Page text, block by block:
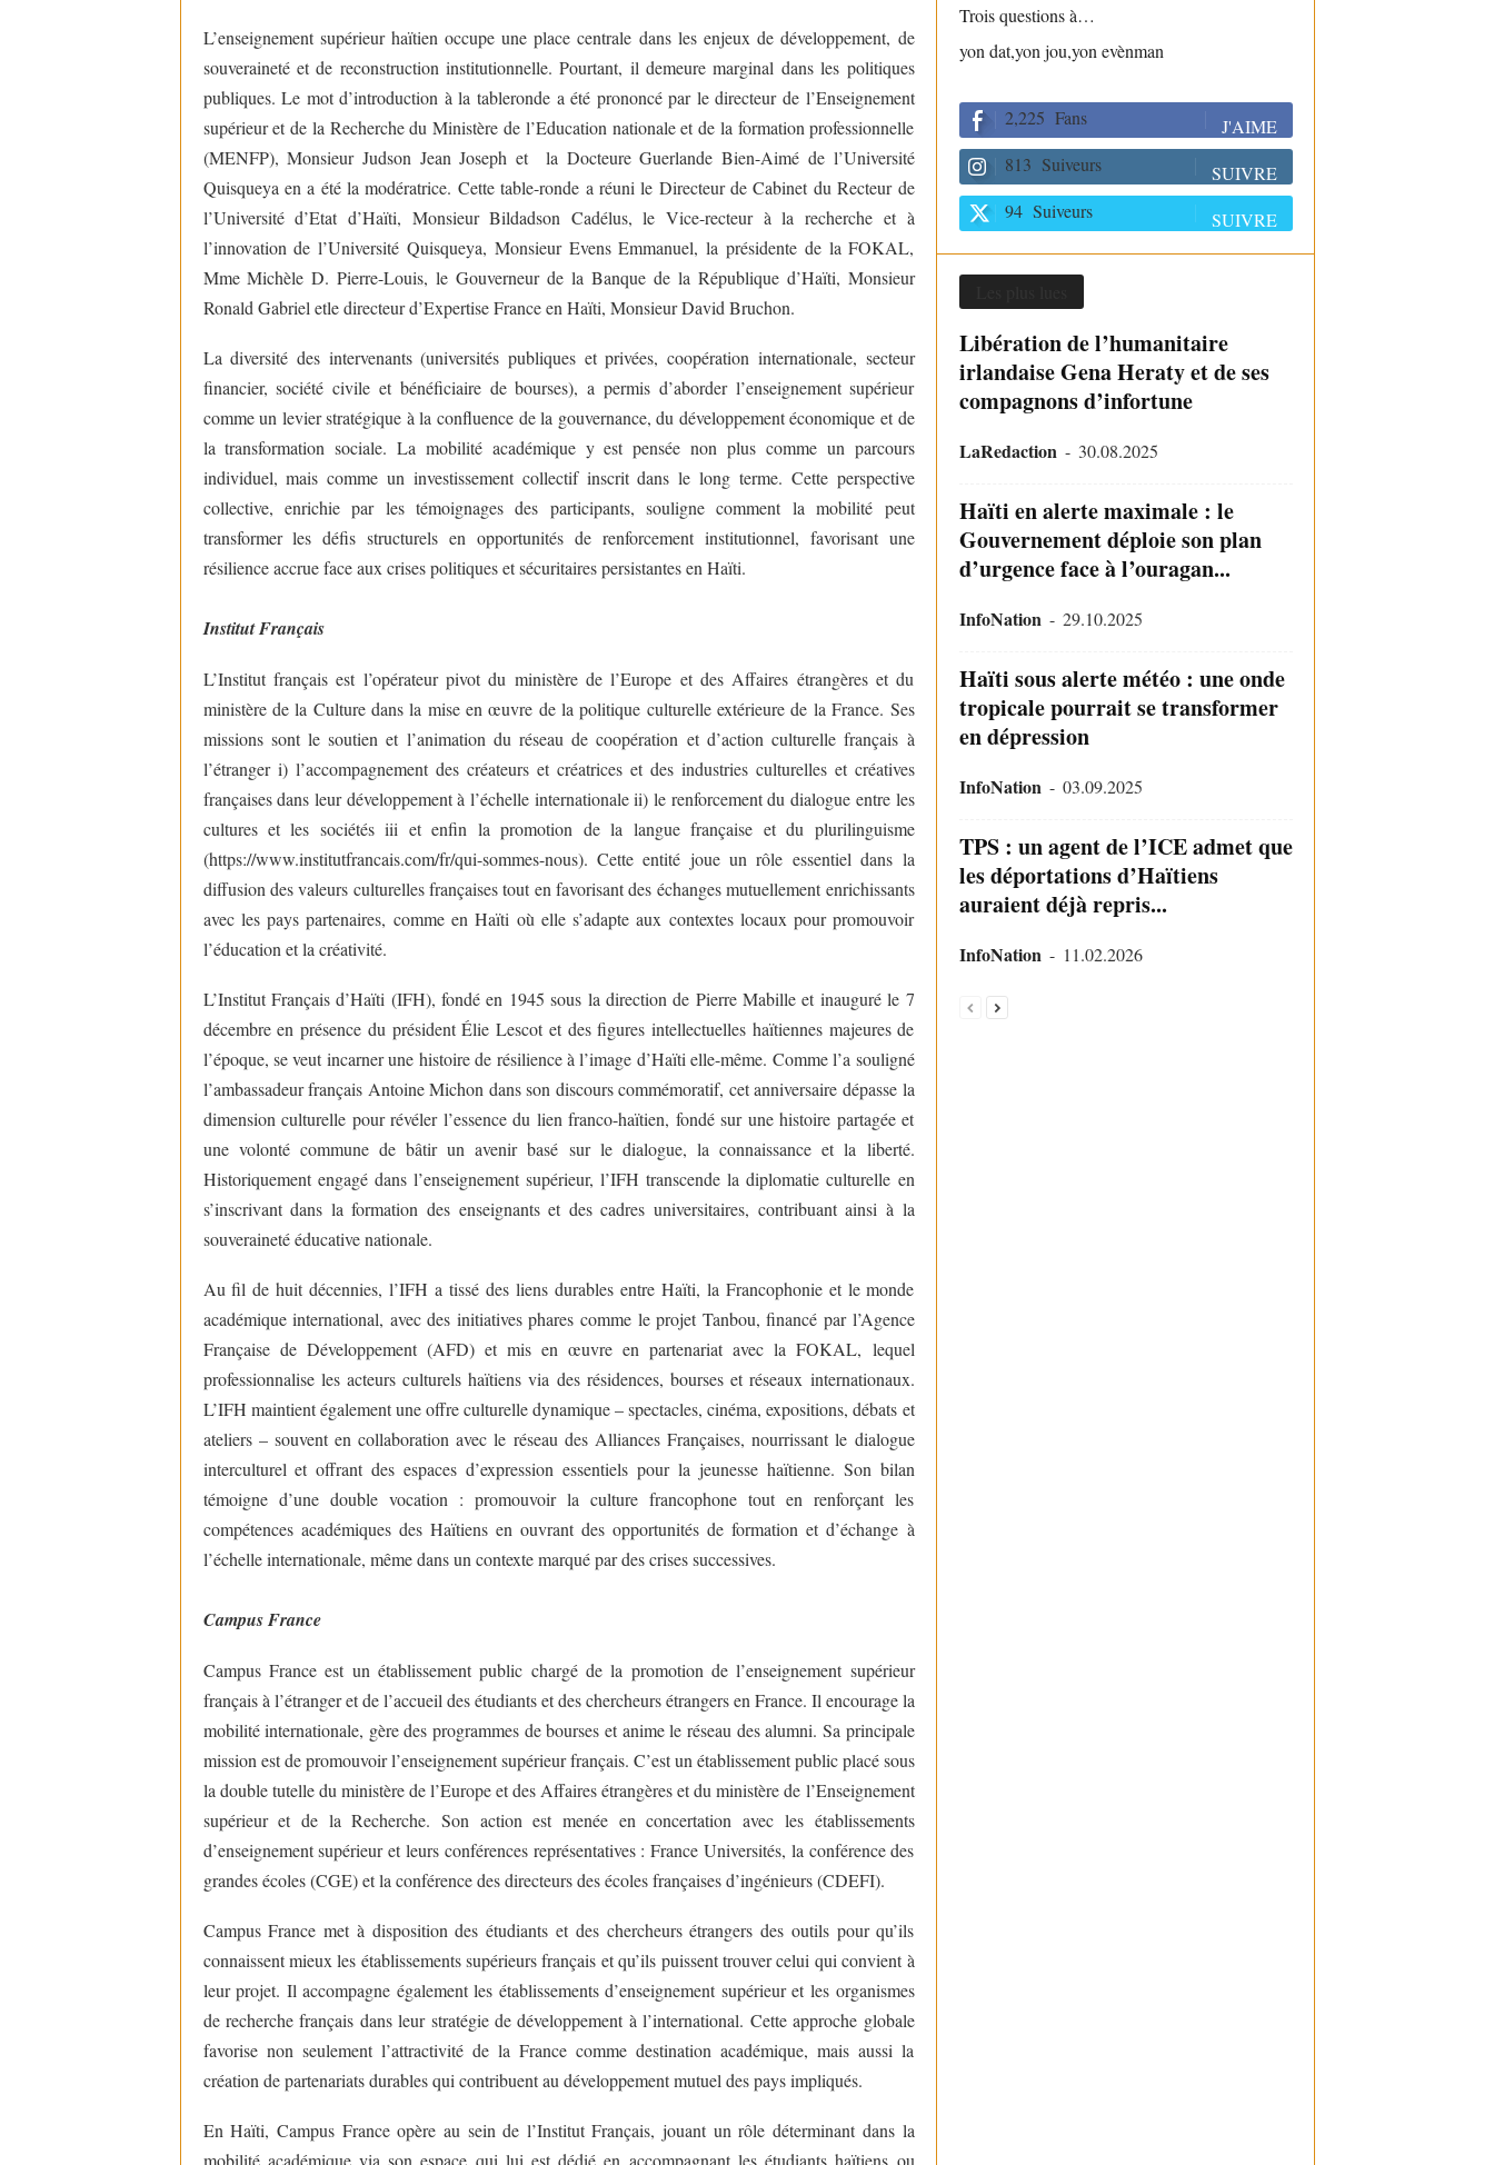
L’enseignement supérieur haïtien occupe une place centrale dans les enjeux de développement, de
souveraineté et de reconstruction institutionnelle. Pourtant, il demeure marginal dans les politiques
publiques. Le mot d’introduction à la tableronde a été prononcé par le directeur de l’Enseignement
supérieur et de la Recherche du Ministère de l’Education nationale et de la formation professionnelle
(MENFP), Monsieur Judson Jean Joseph et la Docteure Guerlande Bien-Aimé de l’Université
Quisqueya en a été la modératrice. Cette table-ronde a réuni le Directeur de Cabinet du Recteur de
l’Université d’Etat d’Haïti, Monsieur Bildadson Cadélus, le Vice-recteur à la recherche et à
l’innovation de l’Université Quisqueya, Monsieur Evens Emmanuel, la présidente de la FOKAL,
Mme Michèle D. Pierre-Louis, le Gouverneur de la Banque de la République d’Haïti, Monsieur
Ronald Gabriel etle directeur d’Expertise France en Haïti, Monsieur David Bruchon.
La diversité des intervenants (universités publiques et privées, coopération internationale, secteur
financier, société civile et bénéficiaire de bourses), a permis d’aborder l’enseignement supérieur
comme un levier stratégique à la confluence de la gouvernance, du développement économique et de
la transformation sociale. La mobilité académique y est pensée non plus comme un parcours
individuel, mais comme un investissement collectif inscrit dans le long terme. Cette perspective
collective, enrichie par les témoignages des participants, souligne comment la mobilité peut
transformer les défis structurels en opportunités de renforcement institutionnel, favorisant une
résilience accrue face aux crises politiques et sécuritaires persistantes en Haïti.
Institut Français
L’Institut français est l’opérateur pivot du ministère de l’Europe et des Affaires étrangères et du
ministère de la Culture dans la mise en œuvre de la politique culturelle extérieure de la France. Ses
missions sont le soutien et l’animation du réseau de coopération et d’action culturelle français à
l’étranger i) l’accompagnement des créateurs et créatrices et des industries culturelles et créatives
françaises dans leur développement à l’échelle internationale ii) le renforcement du dialogue entre les
cultures et les sociétés iii et enfin la promotion de la langue française et du plurilinguisme
(https://www.institutfrancais.com/fr/qui-sommes-nous). Cette entité joue un rôle essentiel dans la
diffusion des valeurs culturelles françaises tout en favorisant des échanges mutuellement enrichissants
avec les pays partenaires, comme en Haïti où elle s’adapte aux contextes locaux pour promouvoir
l’éducation et la créativité.
L’Institut Français d’Haïti (IFH), fondé en 1945 sous la direction de Pierre Mabille et inauguré le 7
décembre en présence du président Élie Lescot et des figures intellectuelles haïtiennes majeures de
l’époque, se veut incarner une histoire de résilience à l’image d’Haïti elle-même. Comme l’a souligné
l’ambassadeur français Antoine Michon dans son discours commémoratif, cet anniversaire dépasse la
dimension culturelle pour révéler l’essence du lien franco-haïtien, fondé sur une histoire partagée et
une volonté commune de bâtir un avenir basé sur le dialogue, la connaissance et la liberté.
Historiquement engagé dans l’enseignement supérieur, l’IFH transcende la diplomatie culturelle en
s’inscrivant dans la formation des enseignants et des cadres universitaires, contribuant ainsi à la
souveraineté éducative nationale.
Au fil de huit décennies, l’IFH a tissé des liens durables entre Haïti, la Francophonie et le monde
académique international, avec des initiatives phares comme le projet Tanbou, financé par l’Agence
Française de Développement (AFD) et mis en œuvre en partenariat avec la FOKAL, lequel
professionnalise les acteurs culturels haïtiens via des résidences, bourses et réseaux internationaux.
L’IFH maintient également une offre culturelle dynamique – spectacles, cinéma, expositions, débats et
ateliers – souvent en collaboration avec le réseau des Alliances Françaises, nourrissant le dialogue
interculturel et offrant des espaces d’expression essentiels pour la jeunesse haïtienne. Son bilan
témoigne d’une double vocation : promouvoir la culture francophone tout en renforçant les
compétences académiques des Haïtiens en ouvrant des opportunités de formation et d’échange à
l’échelle internationale, même dans un contexte marqué par des crises successives.
Campus France
Campus France est un établissement public chargé de la promotion de l’enseignement supérieur
français à l’étranger et de l’accueil des étudiants et des chercheurs étrangers en France. Il encourage la
mobilité internationale, gère des programmes de bourses et anime le réseau des alumni. Sa principale
mission est de promouvoir l’enseignement supérieur français. C’est un établissement public placé sous
la double tutelle du ministère de l’Europe et des Affaires étrangères et du ministère de l’Enseignement
supérieur et de la Recherche. Son action est menée en concertation avec les établissements
d’enseignement supérieur et leurs conférences représentatives : France Universités, la conférence des
grandes écoles (CGE) et la conférence des directeurs des écoles françaises d’ingénieurs (CDEFI).
Campus France met à disposition des étudiants et des chercheurs étrangers des outils pour qu’ils
connaissent mieux les établissements supérieurs français et qu’ils puissent trouver celui qui convient à
leur projet. Il accompagne également les établissements d’enseignement supérieur et les organismes
de recherche français dans leur stratégie de développement à l’international. Cette approche globale
favorise non seulement l’attractivité de la France comme destination académique, mais aussi la
création de partenariats durables qui contribuent au développement mutuel des pays impliqués.
En Haïti, Campus France opère au sein de l’Institut Français, jouant un rôle déterminant dans la
mobilité académique via son espace qui lui est dédié en accompagnant les étudiants haïtiens ou
Trois questions à…
yon dat,yon jou,yon evènman
2,225 Fans
J'AIME
813 Suiveurs
SUIVRE
94 Suiveurs SUIVRE
Libération de l’humanitaire
irlandaise Gena Heraty et de ses
compagnons d’infortune
LaRedaction - 30.08.2025
Haïti en alerte maximale : le
Gouvernement déploie son plan
d’urgence face à l’ouragan...
InfoNation - 29.10.2025
Haïti sous alerte météo : une onde
tropicale pourrait se transformer
en dépression
InfoNation - 03.09.2025
TPS : un agent de l’ICE admet que
les déportations d’Haïtiens
auraient déjà repris...
InfoNation - 11.02.2026